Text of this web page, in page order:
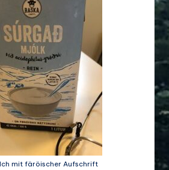
mit färöischer Aufschrift